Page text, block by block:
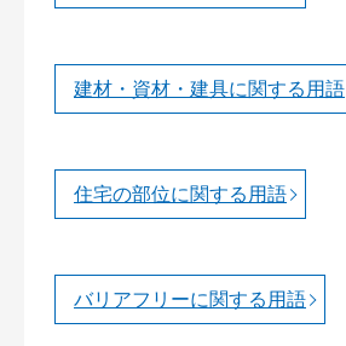
建材・資材・建具に関する用語
住宅の部位に関する用語
バリアフリーに関する用語